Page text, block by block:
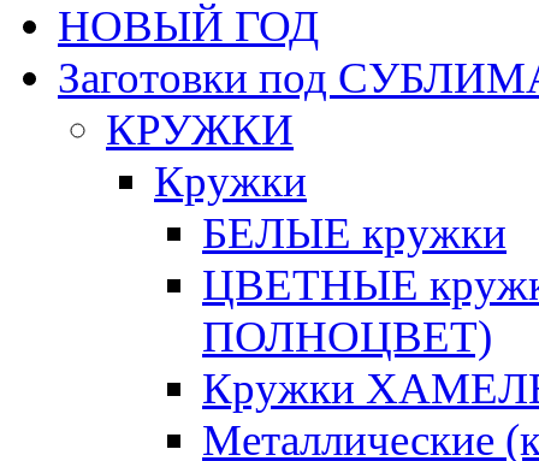
НОВЫЙ ГОД
Заготовки под
КРУЖКИ
Кружки
БЕЛЫЕ кружки
ЦВЕТНЫЕ
ПОЛНОЦВЕТ)
Кружки
Металлические